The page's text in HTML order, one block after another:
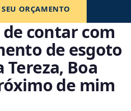
ORÇAMENTO
contar com
de esgoto
Tereza, Boa
de mim